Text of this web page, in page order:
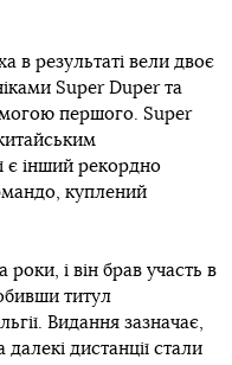
в результаті вели двоє
Super Duper та
першого. Super
є інший рекордно
куплений
і він брав участь в
титул
Видання зазначає,
дистанції стали